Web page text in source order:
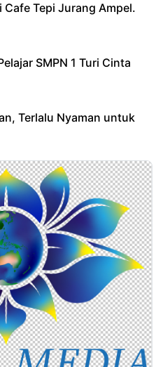
Tepi Jurang Ampel.
SMPN 1 Turi Cinta
Terlalu Nyaman untuk